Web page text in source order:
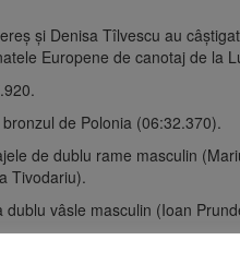
şi Denisa Tîlvescu au
Europene de canotaj de la
de Polonia (06:32.370).
de dublu rame masculin
Tivodariu).
vâsle masculin (Ioan